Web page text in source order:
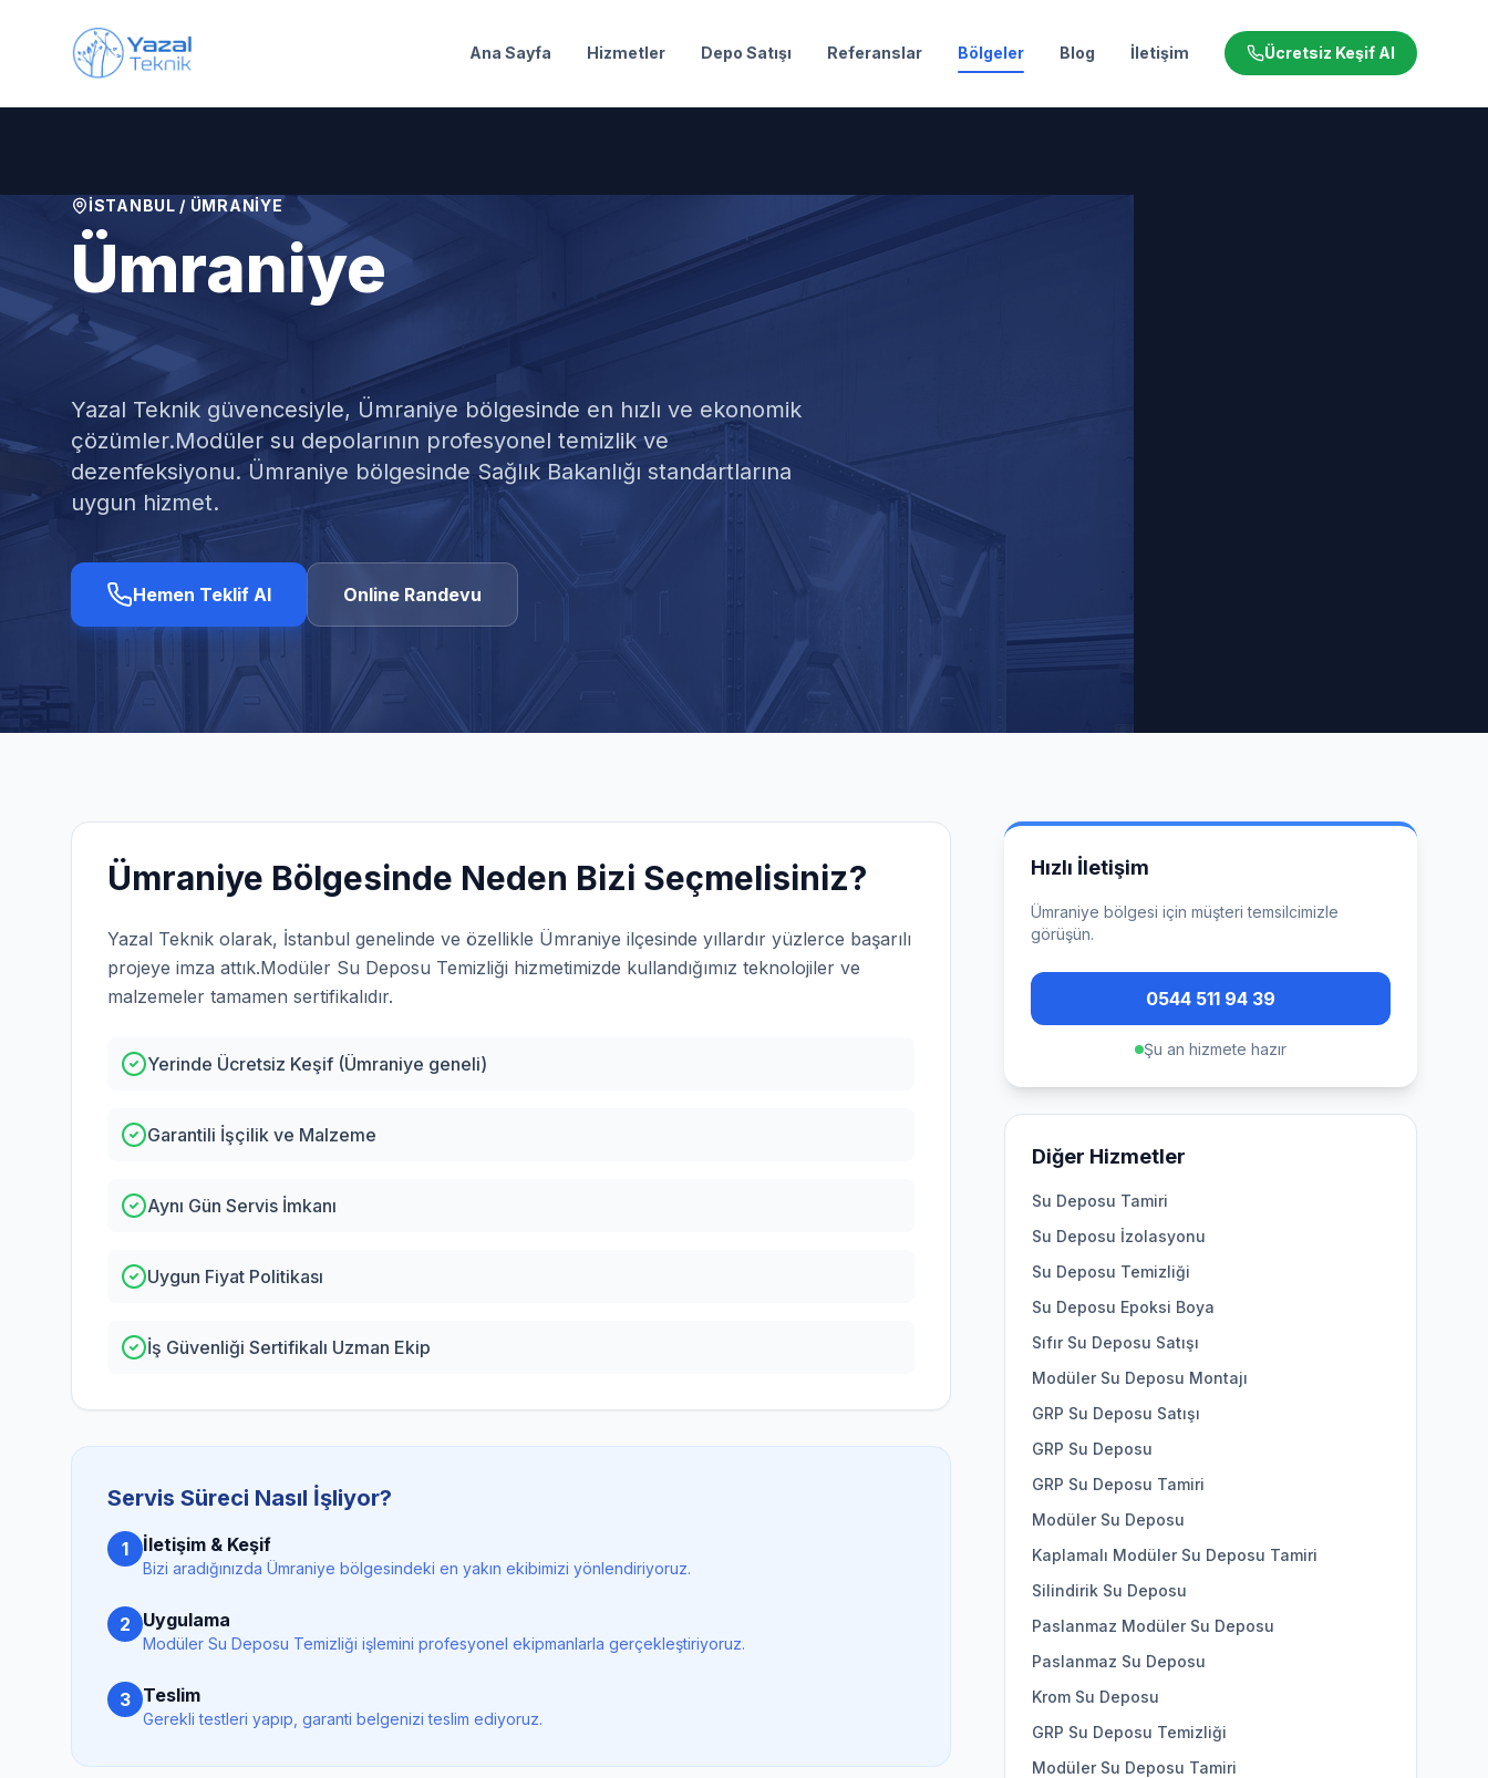
Ana Sayfa Hizmetler Depo Satışı Referanslar Bölgeler Blog İletişim Ücretsiz Keşif Al
İSTANBUL / ÜMRANIYE
Ümraniye
Modüler Su Deposu Temizliği
Yazal Teknik güvencesiyle, Ümraniye bölgesinde en hızlı ve ekonomik
çözümler.Modüler su depolarının profesyonel temizlik ve
dezenfeksiyonu. Ümraniye bölgesinde Sağlık Bakanlığı standartlarına
uygun hizmet.
Hemen Teklif Al Online Randevu
Ümraniye Bölgesinde Neden Bizi Seçmelisiniz?
Yazal Teknik olarak, İstanbul genelinde ve özellikle Ümraniye ilçesinde yıllardır yüzlerce başarılı
projeye imza attık.Modüler Su Deposu Temizliği hizmetimizde kullandığımız teknolojiler ve
malzemeler tamamen sertifikalıdır.
Yerinde Ücretsiz Keşif (Ümraniye geneli)
Garantili İşçilik ve Malzeme
Aynı Gün Servis İmkanı
Uygun Fiyat Politikası
İş Güvenliği Sertifikalı Uzman Ekip
Servis Süreci Nasıl İşliyor?
1 İletişim & Keşif
Bizi aradığınızda Ümraniye bölgesindeki en yakın ekibimizi yönlendiriyoruz.
2 Uygulama
Modüler Su Deposu Temizliği işlemini profesyonel ekipmanlarla gerçekleştiriyoruz.
3 Teslim
Gerekli testleri yapıp, garanti belgenizi teslim ediyoruz.
Hızlı İletişim
Ümraniye bölgesi için müşteri temsilcimizle
görüşün.
0544 511 94 39
Şu an hizmete hazır
Diğer Hizmetler
Su Deposu Tamiri
Su Deposu İzolasyonu
Su Deposu Temizliği
Su Deposu Epoksi Boya
Sıfır Su Deposu Satışı
Modüler Su Deposu Montajı
GRP Su Deposu Satışı
GRP Su Deposu
GRP Su Deposu Tamiri
Modüler Su Deposu
Kaplamalı Modüler Su Deposu Tamiri
Silindirik Su Deposu
Paslanmaz Modüler Su Deposu
Paslanmaz Su Deposu
Krom Su Deposu
GRP Su Deposu Temizliği
Modüler Su Deposu Tamiri